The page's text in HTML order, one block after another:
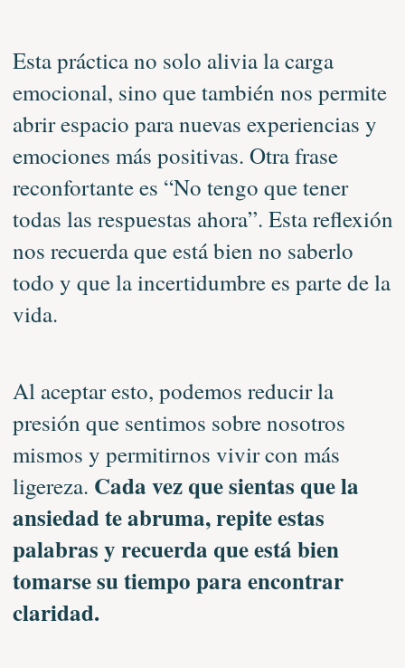
Esta práctica no solo alivia la carga
emocional, sino que también nos permite
abrir espacio para nuevas experiencias y
emociones más positivas. Otra frase
reconfortante es “No tengo que tener
todas las respuestas ahora”. Esta reflexión
nos recuerda que está bien no saberlo
todo y que la incertidumbre es parte de la
vida.
Al aceptar esto, podemos reducir la
presión que sentimos sobre nosotros
mismos y permitirnos vivir con más
ligereza. Cada vez que sientas que la
ansiedad te abruma, repite estas
palabras y recuerda que está bien
tomarse su tiempo para encontrar
claridad.